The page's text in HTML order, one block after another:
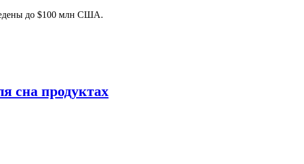
до $100 млн США.
сна продуктах